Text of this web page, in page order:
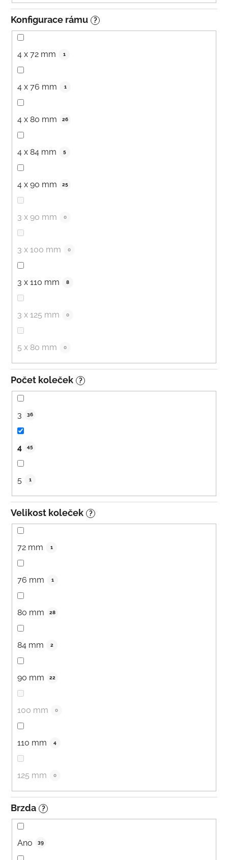
Konfigurace rámu ?
4 x 72 mm 1
4 x 76 mm 1
4 x 80 mm 26
4 x 84 mm 5
4 x 90 mm 25
3 x 90 mm 0
3 x 100 mm 0
3 x 110 mm 8
3 x 125 mm 0
5 x 80 mm 0
Počet koleček ?
3 36
4 45
5 1
Velikost koleček ?
72 mm 1
76 mm 1
80 mm 28
84 mm 2
90 mm 22
100 mm 0
110 mm 4
125 mm 0
Brzda ?
Ano 39